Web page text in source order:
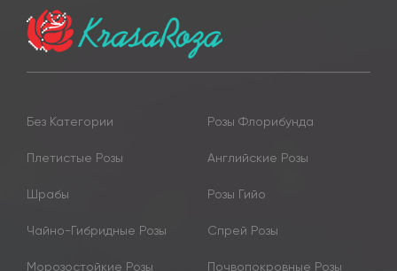
Без Категории Розы Флорибунда
Плетистые Розы Английские Розы
Шрабы Розы Гийо
Чайно-Гибридные Розы Спрей Розы
Морозостойкие Розы Почвопокровные Розы